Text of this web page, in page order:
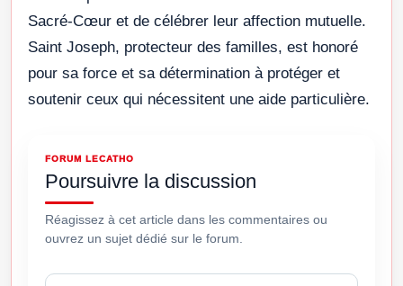
Sacré-Cœur et de célébrer leur affection mutuelle.
Saint Joseph, protecteur des familles, est honoré
pour sa force et sa détermination à protéger et
soutenir ceux qui nécessitent une aide particulière.
FORUM LECATHO
Poursuivre la discussion
Réagissez à cet article dans les commentaires ou
ouvrez un sujet dédié sur le forum.